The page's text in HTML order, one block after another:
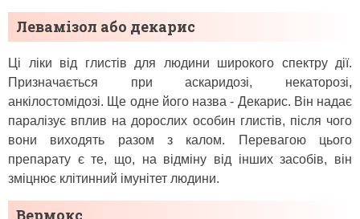
Левамізол або декарис
Ці ліки від глистів для людини широкого спектру дії.
Призначається при аскаридозі, некаторозі,
анкілостомідозі. Ще одне його назва - Декарис. Він надає
паралізує вплив на дорослих особин глистів, після чого
вони виходять разом з калом. Перевагою цього
препарату є те, що, на відміну від інших засобів, він
зміцнює клітинний імунітет людини.